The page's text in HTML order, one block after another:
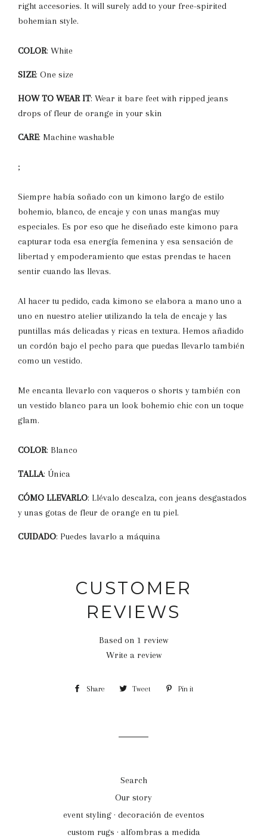
right accesories. It will surely add to your free-spirited
bohemian style.
COLOR: White
SIZE: One size
HOW TO WEAR IT: Wear it bare feet with ripped jeans
drops of fleur de orange in your skin
CARE: Machine washable
;
Siempre había soñado con un kimono largo de estilo
bohemio, blanco, de encaje y con unas mangas muy
especiales. Es por eso que he diseñado este kimono para
capturar toda esa energía femenina y esa sensación de
libertad y empoderamiento que estas prendas te hacen
sentir cuando las llevas.
Al hacer tu pedido, cada kimono se elabora a mano uno a
uno en nuestro atelier utilizando la tela de encaje y las
puntillas más delicadas y ricas en textura. Hemos añadido
un cordón bajo el pecho para que puedas llevarlo también
como un vestido.
Me encanta llevarlo con vaqueros o shorts y también con
un vestido blanco para un look bohemio chic con un toque
glam.
COLOR: Blanco
TALLA: Única
CÓMO LLEVARLO: Llévalo descalza, con jeans desgastados
y unas gotas de fleur de orange en tu piel.
CUIDADO: Puedes lavarlo a máquina
CUSTOMER
REVIEWS
Based on 1 review
Write a review
Share Share Tweet Tweet Pin it
Search
Our story
event styling · decoración de eventos
custom rugs · alfombras a medida